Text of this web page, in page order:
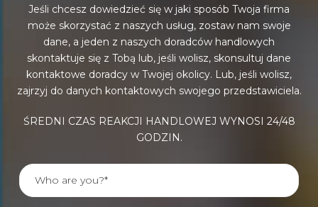
Jeśli chcesz dowiedzieć się w jaki sposób Twoja firma
może skorzystać z naszych usług, zostaw nam swoje
dane, a jeden z naszych doradców handlowych
skontaktuje się z Tobą lub, jeśli wolisz, skonsultuj dane
kontaktowe doradcy w Twojej okolicy. Lub, jeśli wolisz,
zajrzyj do danych kontaktowych swojego przedstawiciela.
ŚREDNI CZAS REAKCJI HANDLOWEJ WYNOSI 24/48
GODZIN.